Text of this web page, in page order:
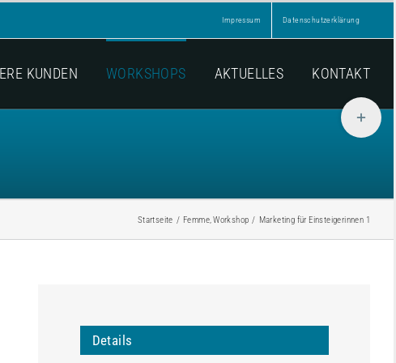
Impressum Datenschutzerklärung
KUNDEN WORKSHOPS AKTUELLES KONTAKT
Startseite Femme Workshop Marketing für Einsteigerinnen 1
Details
Toggle
Sliding